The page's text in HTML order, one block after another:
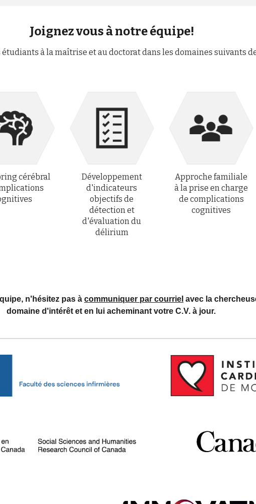
Joignez vous à notre équipe!
étudiants à la maîtrise et au doctorat dans les domaines suivants
cérébral
Développement
d'indicateurs
objectifs de
détection et
d'évaluation du
délirium
Approche familiale
à la prise en charge
de complications
cognitives
n'hésitez pas à communiquer par courriel avec la
domaine d'intérêt et en lui acheminant votre C.V. à jour.